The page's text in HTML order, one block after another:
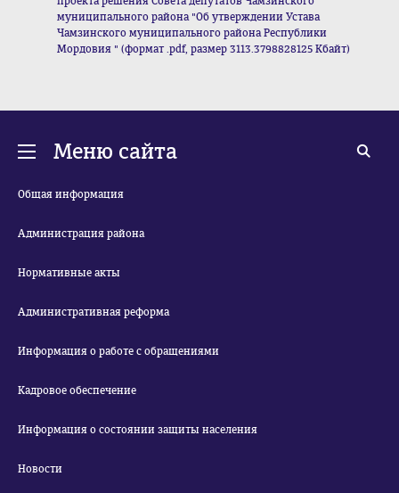
муниципального района "Об утверждении Устава
Чамзинского муниципального района Республики
Мордовия " (формат .pdf, размер 3113.3798828125 Кбайт)
Меню сайта
Общая информация
Администрация района
Нормативные акты
Административная реформа
Информация о работе с обращениями
Кадровое обеспечение
Информация о состоянии защиты населения
Новости